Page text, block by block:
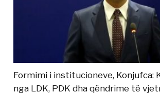
Formimi i institucioneve, Konjufca:
nga LDK, PDK dha qëndrime të